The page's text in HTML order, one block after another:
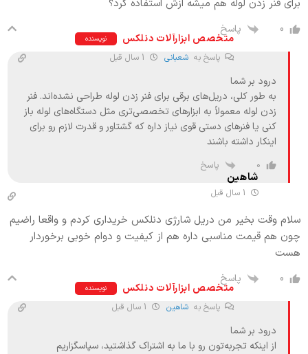
برای فنر زدن لوله هم میشه ازش استفاده کرد؟
0 پاسخ
متخصص ابزارآلات دنلکس نویسنده
پاسخ به شعبانی
درود بر شما
به طور کلی، دریل‌های برقی برای فنر زدن لوله طراحی نشده‌اند. فنر
زدن لوله معمولاً به ابزارهای تخصصی‌تری مثل دستگاه‌های لوله باز
کنی یا فنرهای دستی قوی نیاز داره که گشتاور و قدرت لازم رو برای
اینکار داشته باشند
0 پاسخ
شاهین
سلام وقت بخیر من دریل شارژی دنلکس خریداری کردم و واقعا راضیم
چون هم قیمت مناسبی داره هم از کیفیت و دوام خوبی برخوردار
هست
0 پاسخ
متخصص ابزارآلات دنلکس نویسنده
پاسخ به شاهین
درود بر شما
از اینکه تجربه‌تون رو با ما به اشتراک گذاشتید، سپاسگزاریم